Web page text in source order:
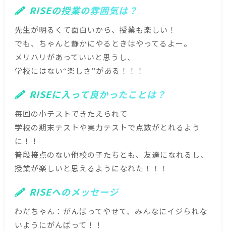
RISEの授業の雰囲気は？
先生が明るくて面白いから、授業も楽しい！
でも、ちゃんと静かにやるときはやってるよー。
メリハリがあっていいと思うし、
学校にはない“楽しさ”がある！！！
RISEに入って良かったことは？
毎回の小テストできたえられて
学校の期末テストや実力テストで点数がとれるよう
に！！
普段接点のない他校の子たちとも、友達になれるし、
授業が楽しいと思えるようになれた！！！
RISEへのメッセージ
わだちゃん：がんばってやせて、みんなにイジられな
いようにがんばって！！